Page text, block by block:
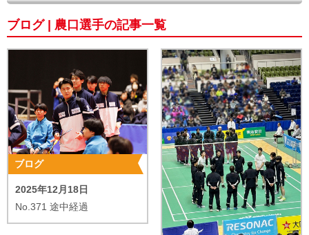
Q 好きな女性タレント
A 山本舞香
大同特殊鋼バドミントン部の良いところ
A 仲が良くみんな面白い
Q 自分のこんなプレーを見てほしい
A レシーブ
Q プレーのモットー
スポーツマンシップを大切にする
ブログ | 農口選手の記事一覧
ブログ
2025年12月18日
No.371 途中経過